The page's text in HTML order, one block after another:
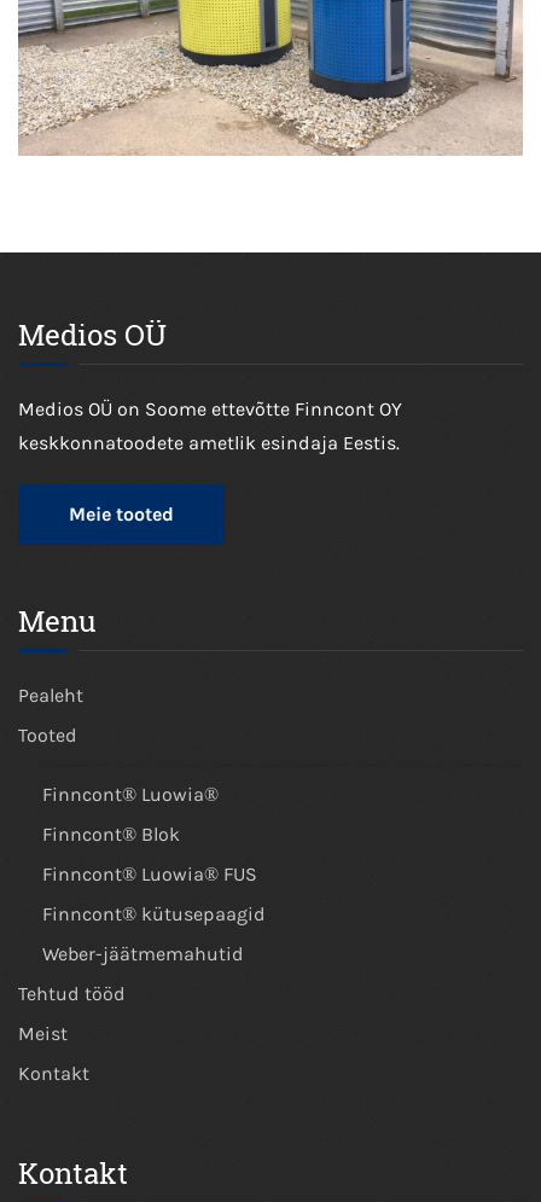
Medios OÜ
Medios OÜ on Soome ettevõtte Finncont OY
keskkonnatoodete ametlik esindaja Eestis.
Meie tooted
Menu
Pealeht
Tooted
Finncont® Luowia®
Finncont® Blok
Finncont® Luowia® FUS
Finncont® kütusepaagid
Weber-jäätmemahutid
Tehtud tööd
Meist
Kontakt
Kontakt